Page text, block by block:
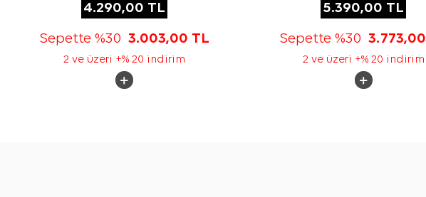
4.290,00 TL
Sepette %30 3.003,00 TL
2 ve üzeri +% 20 indirim
5.390,00 TL
Sepette %30 3.773,00
2 ve üzeri +% 20 indirim